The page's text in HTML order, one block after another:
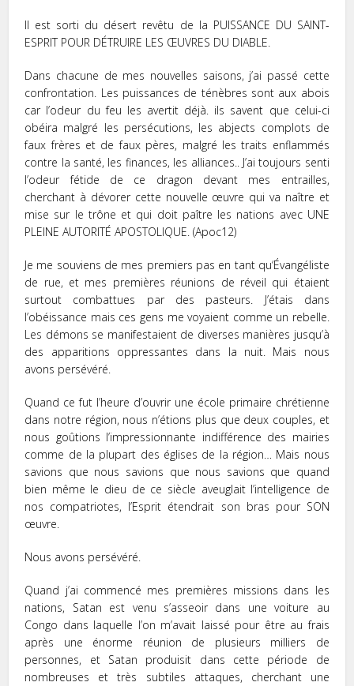
Il est sorti du désert revêtu de la PUISSANCE DU SAINT-
ESPRIT POUR DÉTRUIRE LES ŒUVRES DU DIABLE.
Dans chacune de mes nouvelles saisons, j’ai passé cette
confrontation. Les puissances de ténèbres sont aux abois
car l’odeur du feu les avertit déjà. ils savent que celui-ci
obéira malgré les persécutions, les abjects complots de
faux frères et de faux pères, malgré les traits enflammés
contre la santé, les finances, les alliances.. J’ai toujours senti
l’odeur fétide de ce dragon devant mes entrailles,
cherchant à dévorer cette nouvelle œuvre qui va naître et
mise sur le trône et qui doit paître les nations avec UNE
PLEINE AUTORITÉ APOSTOLIQUE. (Apoc12)
Je me souviens de mes premiers pas en tant qu‘Évangéliste
de rue, et mes premières réunions de réveil qui étaient
surtout combattues par des pasteurs. J’étais dans
l’obéissance mais ces gens me voyaient comme un rebelle.
Les démons se manifestaient de diverses manières jusqu’à
des apparitions oppressantes dans la nuit. Mais nous
avons persévéré.
Quand ce fut l’heure d’ouvrir une école primaire chrétienne
dans notre région, nous n’étions plus que deux couples, et
nous goûtions l’impressionnante indifférence des mairies
comme de la plupart des églises de la région… Mais nous
savions que nous savions que nous savions que quand
bien même le dieu de ce siècle aveuglait l’intelligence de
nos compatriotes, l’Esprit étendrait son bras pour SON
œuvre.
Nous avons persévéré.
Quand j’ai commencé mes premières missions dans les
nations, Satan est venu s’asseoir dans une voiture au
Congo dans laquelle l’on m’avait laissé pour être au frais
après une énorme réunion de plusieurs milliers de
personnes, et Satan produisit dans cette période de
nombreuses et très subtiles attaques, cherchant une